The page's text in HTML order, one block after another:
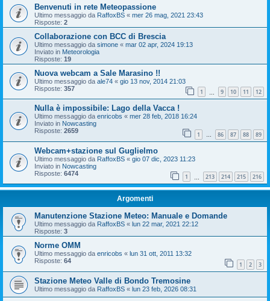
Benvenuti in rete Meteopassione
Ultimo messaggio da RaffoxBS « mer 26 mag, 2021 23:43
Risposte: 2
Collaborazione con BCC di Brescia
Ultimo messaggio da simone « mar 02 apr, 2024 19:13
Inviato in Meteorologia
Risposte: 19
Nuova webcam a Sale Marasino !!
Ultimo messaggio da ale74 « gio 13 nov, 2014 21:03
Risposte: 357 1 9 10 11 12
Nulla è impossibile: Lago della Vacca !
Ultimo messaggio da enricobs « mer 28 feb, 2018 16:24
Inviato in Nowcasting
Risposte: 2659 1 … 86 87 88 89
Webcam+stazione sul Guglielmo
Ultimo messaggio da RaffoxBS « gio 07 dic, 2023 11:23
Inviato in Nowcasting
Risposte: 6474 1 213 214 215 216
Argomenti
Manutenzione Stazione Meteo: Manuale e Domande
Ultimo messaggio da RaffoxBS « lun 22 mar, 2021 22:12
Risposte: 3
Norme OMM
Ultimo messaggio da enricobs « lun 31 ott, 2011 13:32
Risposte: 64 1 2 3
Stazione Meteo Valle di Bondo Tremosine
Ultimo messaggio da RaffoxBS « lun 23 feb, 2026 08:31